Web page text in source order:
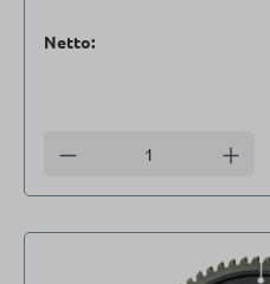
Netto:
Anzahl verringern